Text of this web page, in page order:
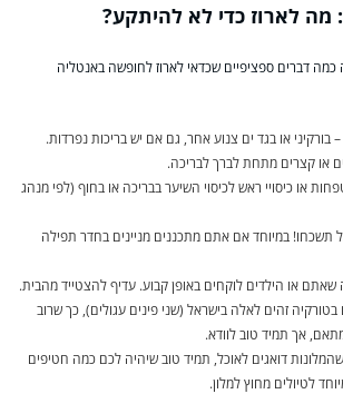
מה לארוז כדי לא להיתקע?
כמה דברים ספציפיים שכדאי לארוז לחופשה באנטליה
בורקיני או בגד ים צנוע אחר, גם אם יש בריכות נפרדות.
או קצרים מתחת לברך לבריכה.
או כיסויי ראש לכיסוי השיער בבריכה או בחוף (לפי מנהג
תשכחו! במיוחד אם אתם מתכננים מניינים בחדר תפילה
או הילדים לוקחים באופן קבוע. עדיף להצטייד מהבית.
זהים לאלה בישראל (שני פינים עגולים), כך שרוב
אך תמיד טוב לוודא.
דואגים לאוכל, תמיד טוב שיהיה לכם כמה חטיפים
לטיולים מחוץ למלון.